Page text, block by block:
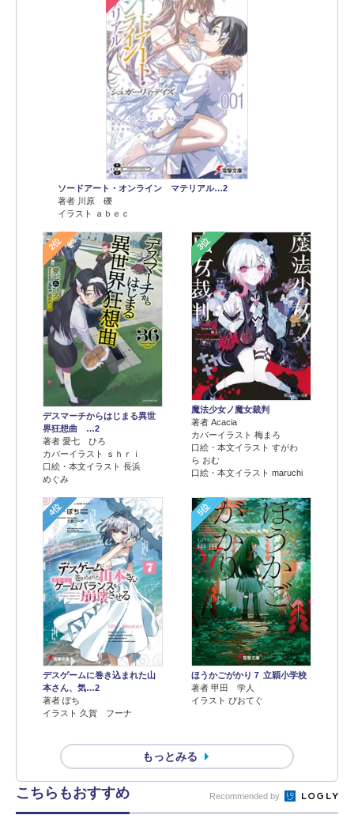
ソードアート・オンライン マテリアル…2
著者 川原 礫
イラスト ａｂｅｃ
2位
デスマーチからはじまる異世
界狂想曲 …2
著者 愛七 ひろ
カバーイラスト ｓｈｒｉ
口絵・本文イラスト 長浜
めぐみ
3位
魔法少女ノ魔女裁判
著者 Acacia
カバーイラスト 梅まろ
口絵・本文イラスト すがわ
ら おむ
口絵・本文イラスト maruchi
4位
デスゲームに巻き込まれた山
本さん、気…2
著者 ぽち
イラスト 久賀 フーナ
5位
ほうかごがかり７ 立穎小学校
著者 甲田 学人
イラスト ぴおてぐ
もっとみる
こちらもおすすめ Recommended by